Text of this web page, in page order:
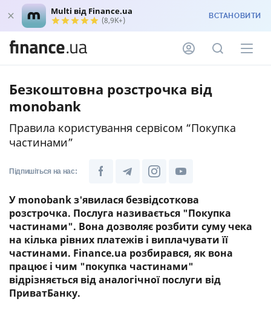
Multi від Finance.ua
(8,9K+) ВСТАНОВИТИ
Безкоштовна розстрочка від
monobank
Правила користування сервісом “Покупка
частинами”
Підпишіться на нас:
У monobank з'явилася безвідсоткова
розстрочка. Послуга називається "Покупка
частинами". Вона дозволяє розбити суму чека
на кілька рівних платежів і виплачувати її
частинами. Finance.ua розбирався, як вона
працює і чим "покупка частинами"
відрізняється від аналогічної послуги від
ПриватБанку.